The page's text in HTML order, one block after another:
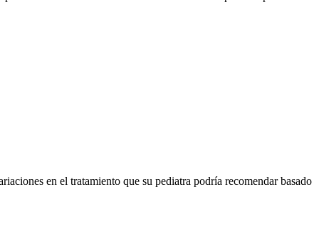
en el tratamiento que su pediatra podría recomendar basado